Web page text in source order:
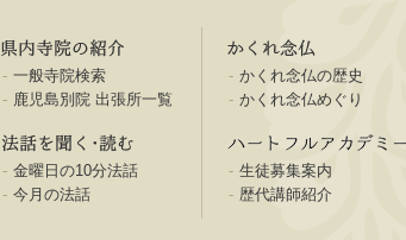
拝について
県内寺院の紹介
一般寺院検索
鹿児島別院 出張所一覧
法話を聞く･読む
金曜日の10分法話
今月の法話
かくれ念仏の歴史
かくれ念仏めぐり
生徒募集案内
歴代講師紹介